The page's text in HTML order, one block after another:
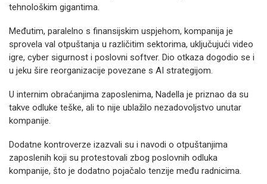
tehnološkim gigantima.
Međutim, paralelno s finansijskim uspjehom, kompanija je
sprovela val otpuštanja u različitim sektorima, uključujući video
igre, cyber sigurnost i poslovni softver. Dio otkaza dogodio se i
u jeku šire reorganizacije povezane s AI strategijom.
U internim obraćanjima zaposlenima, Nadella je priznao da su
takve odluke teške, ali to nije ublažilo nezadovoljstvo unutar
kompanije.
Dodatne kontroverze izazvali su i navodi o otpuštanjima
zaposlenih koji su protestovali zbog poslovnih odluka
kompanije, što je dodatno pojačalo tenzije među radnicima.